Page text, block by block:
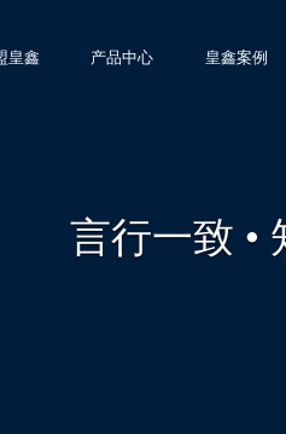
皇鑫 产品中心 皇鑫案例
言行一致 •